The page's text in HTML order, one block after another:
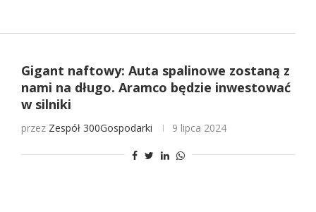
Gigant naftowy: Auta spalinowe zostaną z
nami na długo. Aramco będzie inwestować
w silniki
przez Zespół 300Gospodarki 9 lipca 2024